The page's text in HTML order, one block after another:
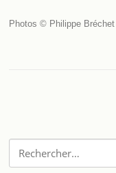
Photos © Philippe Bréchet